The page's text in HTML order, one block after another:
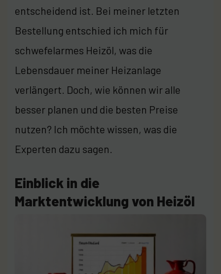
entscheidend ist. Bei meiner letzten
Bestellung entschied ich mich für
schwefelarmes Heizöl, was die
Lebensdauer meiner Heizanlage
verlängert. Doch, wie können wir alle
besser planen und die besten Preise
nutzen? Ich möchte wissen, was die
Experten dazu sagen.
Einblick in die
Marktentwicklung von Heizöl